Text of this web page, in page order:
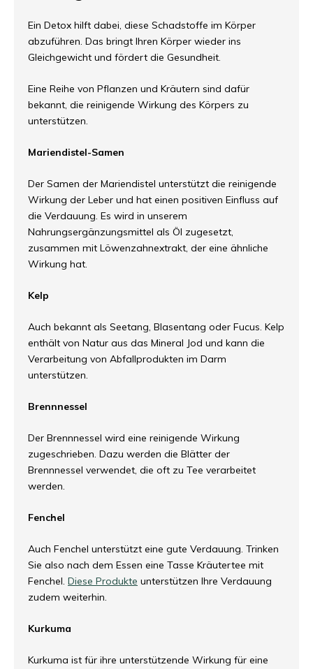
Ein Detox hilft dabei, diese Schadstoffe im Körper
abzuführen. Das bringt Ihren Körper wieder ins
Gleichgewicht und fördert die Gesundheit.
Eine Reihe von Pflanzen und Kräutern sind dafür
bekannt, die reinigende Wirkung des Körpers zu
unterstützen.
Mariendistel-Samen
Der Samen der Mariendistel unterstützt die reinigende
Wirkung der Leber und hat einen positiven Einfluss auf
die Verdauung. Es wird in unserem
Nahrungsergänzungsmittel als Öl zugesetzt,
zusammen mit Löwenzahnextrakt, der eine ähnliche
Wirkung hat.
Kelp
Auch bekannt als Seetang, Blasentang oder Fucus. Kelp
enthält von Natur aus das Mineral Jod und kann die
Verarbeitung von Abfallprodukten im Darm
unterstützen.
Brennnessel
Der Brennnessel wird eine reinigende Wirkung
zugeschrieben. Dazu werden die Blätter der
Brennnessel verwendet, die oft zu Tee verarbeitet
werden.
Fenchel
Auch Fenchel unterstützt eine gute Verdauung. Trinken
Sie also nach dem Essen eine Tasse Kräutertee mit
Fenchel. Diese Produkte unterstützen Ihre Verdauung
zudem weiterhin.
Kurkuma
Kurkuma ist für ihre unterstützende Wirkung für eine